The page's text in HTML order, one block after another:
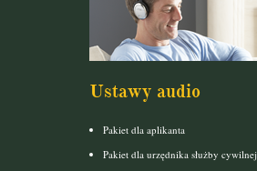
Ustawy audio
Pakiet dla aplikanta
Pakiet dla urzędnika służby cywilnej